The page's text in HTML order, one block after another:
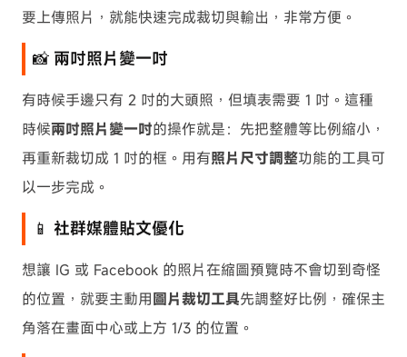
要上傳照片，就能快速完成裁切與輸出，非常方便。
📸 兩吋照片變一吋
有時候手邊只有 2 吋的大頭照，但填表需要 1 吋。這種
時候兩吋照片變一吋的操作就是：先把整體等比例縮小，
再重新裁切成 1 吋的框。用有照片尺寸調整功能的工具可
以一步完成。
📱 社群媒體貼文優化
想讓 IG 或 Facebook 的照片在縮圖預覽時不會切到奇怪
的位置，就要主動用圖片裁切工具先調整好比例，確保主
角落在畫面中心或上方 1/3 的位置。